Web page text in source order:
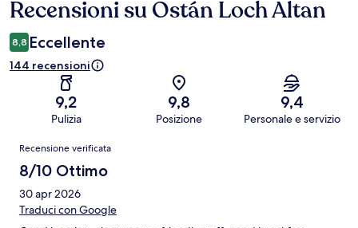
Recensioni
Recensioni su Ostán Loch Altan
8,8 Eccellente
144 recensioni
9,2
Pulizia
9,8
Posizione
9,4
Personale e servizio
Recensioni
Recensione verificata
8/10 Ottimo
30 apr 2026
Traduci con Google